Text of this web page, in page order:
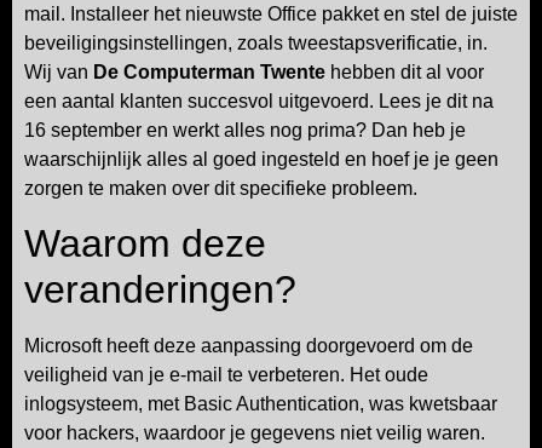
mail. Installeer het nieuwste Office pakket en stel de juiste
beveiligingsinstellingen, zoals tweestapsverificatie, in.
Wij van De Computerman Twente hebben dit al voor
een aantal klanten succesvol uitgevoerd. Lees je dit na
16 september en werkt alles nog prima? Dan heb je
waarschijnlijk alles al goed ingesteld en hoef je je geen
zorgen te maken over dit specifieke probleem.
Waarom deze
veranderingen?
Microsoft heeft deze aanpassing doorgevoerd om de
veiligheid van je e-mail te verbeteren. Het oude
inlogsysteem, met Basic Authentication, was kwetsbaar
voor hackers, waardoor je gegevens niet veilig waren.